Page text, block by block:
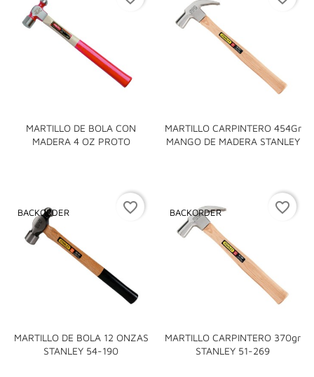
MARTILLO DE BOLA CON
MADERA 4 OZ PROTO
MARTILLO CARPINTERO 454Gr
MANGO DE MADERA STANLEY
MARTILLO DE BOLA 12 ONZAS
STANLEY 54-190
BACKORDER favorite_border
MARTILLO CARPINTERO 370gr
STANLEY 51-269
BACKORDER favorite_border